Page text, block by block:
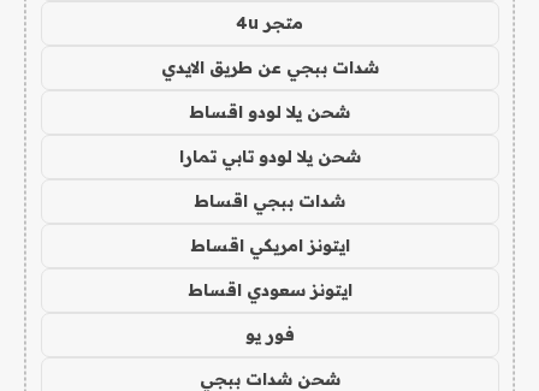
متجر 4u
شدات ببجي عن طريق الايدي
شحن يلا لودو اقساط
شحن يلا لودو تابي تمارا
شدات ببجي اقساط
ايتونز امريكي اقساط
ايتونز سعودي اقساط
فور يو
شحن شدات ببجي